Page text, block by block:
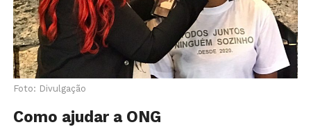
Foto: Divulgação
Como ajudar a ONG